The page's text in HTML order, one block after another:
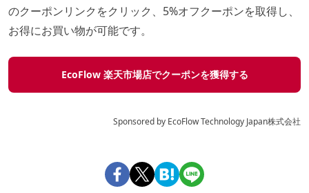
のクーポンリンクをクリック、5%オフクーポンを取得し、
お得にお買い物が可能です。
EcoFlow 楽天市場店でクーポンを獲得する
Sponsored by EcoFlow Technology Japan株式会社